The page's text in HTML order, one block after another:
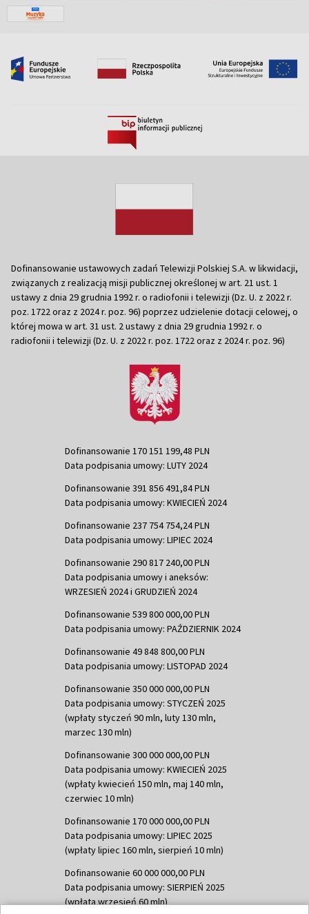
Dofinansowanie ustawowych zadań Telewizji Polskiej S.A. w likwidacji,
związanych z realizacją misji publicznej określonej w art. 21 ust. 1
ustawy z dnia 29 grudnia 1992 r. o radiofonii i telewizji (Dz. U. z 2022 r.
poz. 1722 oraz z 2024 r. poz. 96) poprzez udzielenie dotacji celowej, o
której mowa w art. 31 ust. 2 ustawy z dnia 29 grudnia 1992 r. o
radiofonii i telewizji (Dz. U. z 2022 r. poz. 1722 oraz z 2024 r. poz. 96)
Dofinansowanie 170 151 199,48 PLN
Data podpisania umowy: LUTY 2024
Dofinansowanie 391 856 491,84 PLN
Data podpisania umowy: KWIECIEŃ 2024
Dofinansowanie 237 754 754,24 PLN
Data podpisania umowy: LIPIEC 2024
Dofinansowanie 290 817 240,00 PLN
Data podpisania umowy i aneksów:
WRZESIEŃ 2024 i GRUDZIEŃ 2024
Dofinansowanie 539 800 000,00 PLN
Data podpisania umowy: PAŹDZIERNIK 2024
Dofinansowanie 49 848 800,00 PLN
Data podpisania umowy: LISTOPAD 2024
Dofinansowanie 350 000 000,00 PLN
Data podpisania umowy: STYCZEŃ 2025
(wpłaty styczeń 90 mln, luty 130 mln,
marzec 130 mln)
Dofinansowanie 300 000 000,00 PLN
Data podpisania umowy: KWIECIEŃ 2025
(wpłaty kwiecień 150 mln, maj 140 mln,
czerwiec 10 mln)
Dofinansowanie 170 000 000,00 PLN
Data podpisania umowy: LIPIEC 2025
(wpłaty lipiec 160 mln, sierpień 10 mln)
Dofinansowanie 60 000 000,00 PLN
Data podpisania umowy: SIERPIEŃ 2025
(wpłata wrzesień 60 mln)